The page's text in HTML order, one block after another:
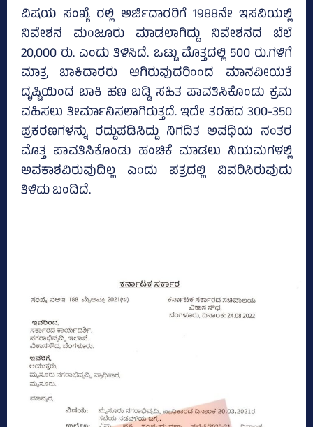
ವಿಷಯ ಸಂಖ್ಯೆ ರಲ್ಲಿ ಅರ್ಜಿದಾರರಿಗೆ 1988ನೇ ಇಸವಿಯಲ್ಲಿ
ನಿವೇಶನ ಮಂಜೂರು ಮಾಡಲಾಗಿದ್ದು ನಿವೇಶನದ ಬೆಲೆ
20,000 ರು. ಎಂದು ತಿಳಿಸಿದೆ. ಒಟ್ಟು ಮೊತ್ತದಲ್ಲಿ 500 ರು.ಗಳಿಗೆ
ಮಾತ್ರ ಬಾಕಿದಾರರು ಆಗಿರುವುದರಿಂಂದ ಮಾನವೀಯತೆ
ದೃಷ್ಟಿಯಿಂದ ಬಾಕಿ ಹಣ ಬಡ್ಡಿ ಸಹಿತ ಪಾವತಿಸಿಕೊಂಡು ಕ್ರಮ
ವಹಿಸಲು ತೀರ್ಮಾನಿಸಲಾಗಿರುತ್ತದೆ. ಇದೇ ತರಹದ 300-350
ಪ್ರಕರಣಗಳನ್ನು ರದ್ದುಪಡಿಸಿದ್ದು ನಿಗದಿತ ಅವಧಿಯ ನಂತರ
ಮೊತ್ತ ಪಾವತಿಸಿಕೊಂಡು ಹಂಚಿಕೆ ಮಾಡಲು ನಿಯಮಗಳಲ್ಲಿ
ಅವಕಾಶವಿರುವುದಿಲ್ಲ ಎಂದು ಪತ್ರದಲ್ಲಿ ವಿವರಿಸಿರುವುದು
ತಿಳಿದು ಬಂದಿದೆ.